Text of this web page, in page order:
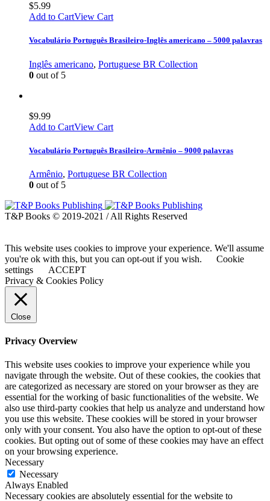
$5.99
Add to CartView Cart
Vocabulário Português Brasileiro-Inglês americano – 5000 palavras
Inglês americano, Portuguese BR Collection
0 out of 5
$9.99
Add to CartView Cart
Vocabulário Português Brasileiro-Armênio – 9000 palavras
Armênio, Portuguese BR Collection
0 out of 5
T&P Books © 2019-2021 / All Rights Reserved
This website uses cookies to improve your experience. We'll assume
you're ok with this, but you can opt-out if you wish.
Cookie
settings
ACCEPT
Privacy & Cookies Policy
Close
Privacy Overview
This website uses cookies to improve your experience while you
navigate through the website. Out of these cookies, the cookies that
are categorized as necessary are stored on your browser as they are
essential for the working of basic functionalities of the website. We
also use third-party cookies that help us analyze and understand how
you use this website. These cookies will be stored in your browser
only with your consent. You also have the option to opt-out of these
cookies. But opting out of some of these cookies may have an effect
on your browsing experience.
Necessary
Necessary
Always Enabled
Necessary cookies are absolutely essential for the website to